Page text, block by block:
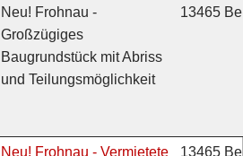
Neu! Frohnau -
Großzügiges
Baugrundstück mit Abriss
und Teilungsmöglichkeit
13465
Neu! Frohnau - Vermietete
13465